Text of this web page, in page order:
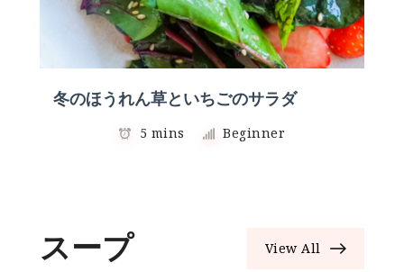
冬のほうれん草といちごのサラダ
5 mins Beginner
スープ View All